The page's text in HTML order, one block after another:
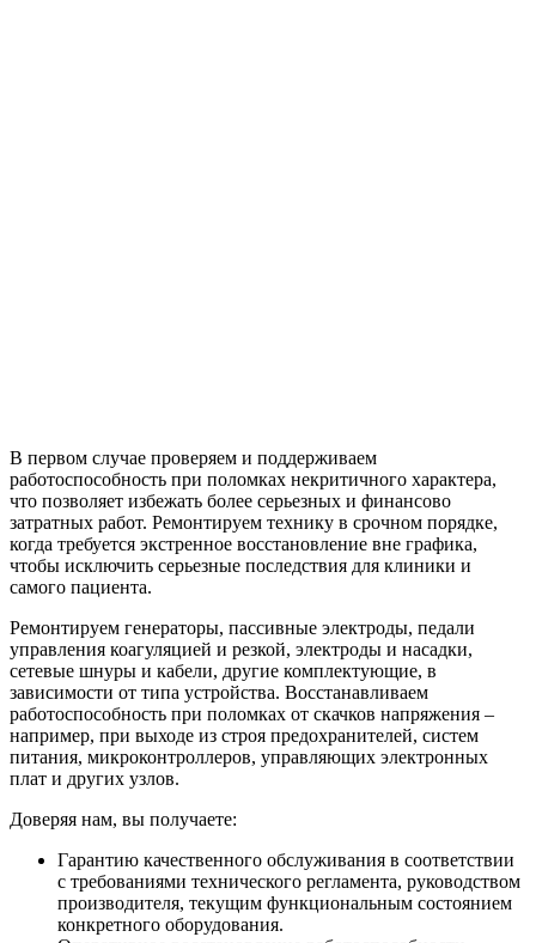
В первом случае проверяем и поддерживаем
работоспособность при поломках некритичного характера,
что позволяет избежать более серьезных и финансово
затратных работ. Ремонтируем технику в срочном порядке,
когда требуется экстренное восстановление вне графика,
чтобы исключить серьезные последствия для клиники и
самого пациента.
Ремонтируем генераторы, пассивные электроды, педали
управления коагуляцией и резкой, электроды и насадки,
сетевые шнуры и кабели, другие комплектующие, в
зависимости от типа устройства. Восстанавливаем
работоспособность при поломках от скачков напряжения –
например, при выходе из строя предохранителей, систем
питания, микроконтроллеров, управляющих электронных
плат и других узлов.
Доверяя нам, вы получаете:
Гарантию качественного обслуживания в соответствии
с требованиями технического регламента, руководством
производителя, текущим функциональным состоянием
конкретного оборудования.